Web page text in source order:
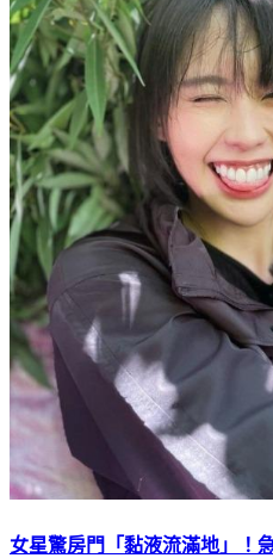
女星驚房門「黏液流滿地」！